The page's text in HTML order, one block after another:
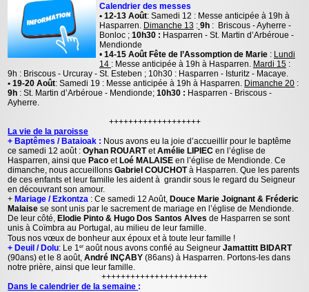
Vie de la paroisse
Les clochers
Sacrements et vie chrétienne
Enfants et jeunes
Calendrier des messes
• 12-13 Août: Samedi 12 : Messe anticipée à 19h à
Hasparren. Dimanche 13: 9h : Briscous - Ayherre -
Bonloc ; 10h30 : Hasparren - St. Martin d’Arbéroue -
Mendionde
• 14-15 Août Fête de l’Assomption de Marie: Lundi
14 : Messe anticipée à 19h à Hasparren. Mardi 15:
9h : Briscous - Urcuray - St. Esteben ; 10h30 : Hasparren - Isturitz - Macaye.
• 19-20 Août: Samedi 19 : Messe anticipée à 19h à Hasparren. Dimanche 20 :
9h : St. Martin d’Arbéroue - Mendionde;10h30 : Hasparren - Briscous -
Ayherre.
+++++++++++++++++++
La vie de la paroisse
+ Baptêmes / Bataioak : Nous avons eu la joie d’accueillir pour le baptême
ce samedi 12 août :Oyhan ROUARTetAmélie LIPIEC en l’église de
Hasparren, ainsi quePacoetLoé MALAISEen l’église de Mendionde. Ce
dimanche, nous accueillonsGabriel COUCHOTà Hasparren. Que les parents
de ces enfants et leur famille les aident à grandir sous le regard du Seigneur
en découvrant son amour.
+Mariage / Ezkontza : Ce samedi 12 Août,Douce Marie Joignant & Fréderic
Malaisese sont unis par le sacrement de mariage en l’église de Mendionde.
De leur côté,Elodie Pinto & Hugo Dos Santos Alves de Hasparren se sont
unis à Coïmbra au Portugal, au milieu de leur famille.
Tous nos vœux de bonheur aux époux et à toute leur famille !
+ Deuil / Dolu: Le 1eraoût nous avons confié au SeigneurJamattitt BIDART
(90ans) et le 8 août,André INÇABY (86ans) à Hasparren. Portons-les dans
notre prière, ainsi que leur famille.
++++++++++++++++++++++
Dans le calendrier de la semaine :